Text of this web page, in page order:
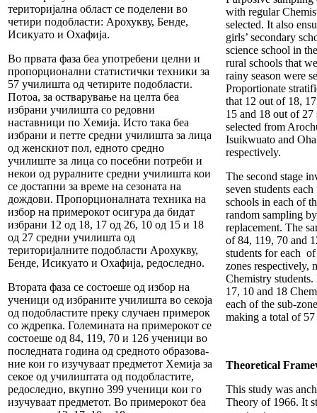
територијална област се поделени во
четири подобласти: Арохукву, Бенде,
Исикуато и Охафија.
Во првата фаза беа употребени целни и
пропорционални статистички техники за
57 училишта од четирите подобласти.
Потоа, за остварување на целта беа
избрани училишта со редовни
наставници по Хемија. Исто така беа
избрани и петте средни училишта за лица
од женскиот пол, едното средно
училиште за лица со посебни потреби и
некои од руралните средни училишта кои
се достапни за време на сезоната на
дождови. Пропорционалната техника на
избор на примерокот осигура да бидат
избрани 12 од 18, 17 од 26, 10 од 15 и 18
од 27 средни училишта од
територијалните подобласти Арохукву,
Бенде, Исикуато и Охафија, редоследно.
Втората фаза се состоеше од избор на
ученици од избраните училишта во секоја
од подобластите преку случаен примерок
со ждрепка. Големината на примерокот се
состоеше од 84, 119, 70 и 126 ученици во
последната година од средното образова-
ние кои го изучуваат предметот Хемија за
секое од училиштата од подобластите,
редоследно, вкупно 399 ученици кои го
изучуваат предметот. Во примерокот беа
with regular
selected. It also
girls’ secondary
science school in
rural schools that
rainy season were
Proportionate
that 12 out of 18,
15 and 18 out of 27
selected from
Isuikwuato and
respectively.
The second stage
seven students
schools in each of
random sampling
replacement. The
of 84, 119, 70 and
students for each
zones respectively,
Chemistry
17, 10 and 18
each of the sub-
making a total of
Theoretical
This study was
Theory of 1966. It